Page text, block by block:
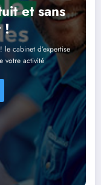
et sans
!
cabinet d’expertise
votre activité